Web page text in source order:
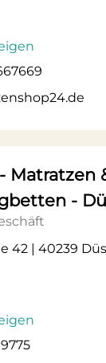
Matratzen
-
42 | 40239